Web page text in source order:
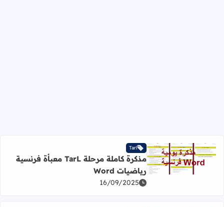
اقرأ المزيد عن مذكرة كاملة مرحلة TarL معبأة فرنسية رياضيات Word
Tarl
مذكرة كاملة مرحلة TarL معبأة فرنسية
رياضيات Word
16/09/2025